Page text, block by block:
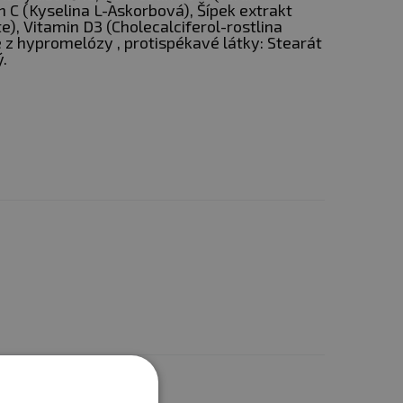
C (Kyselina L-Askorbová), Šípek extrakt
Vitamin D3 (Cholecalciferol-rostlina
hypromelózy , protispékavé látky: Stearát